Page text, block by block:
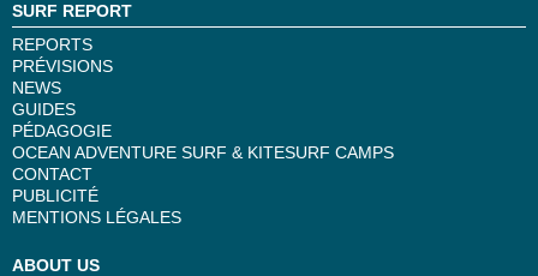
SURF REPORT
REPORTS
PRÉVISIONS
NEWS
GUIDES
PÉDAGOGIE
OCEAN ADVENTURE SURF & KITESURF CAMPS
CONTACT
PUBLICITÉ
MENTIONS LÉGALES
ABOUT US